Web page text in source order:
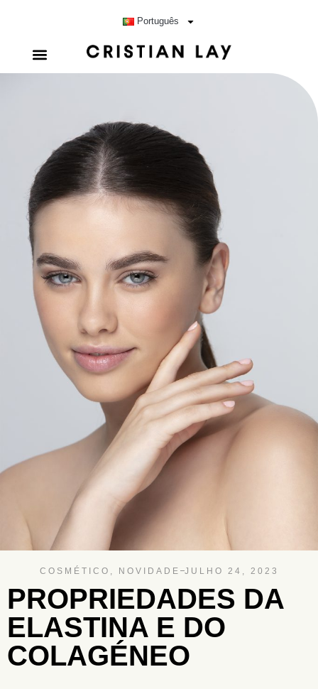
Português
COSMÉTICO NOVIDADE JULHO 24, 2023
PROPRIEDADES DA
ELASTINA E DO
COLAGÉNEO